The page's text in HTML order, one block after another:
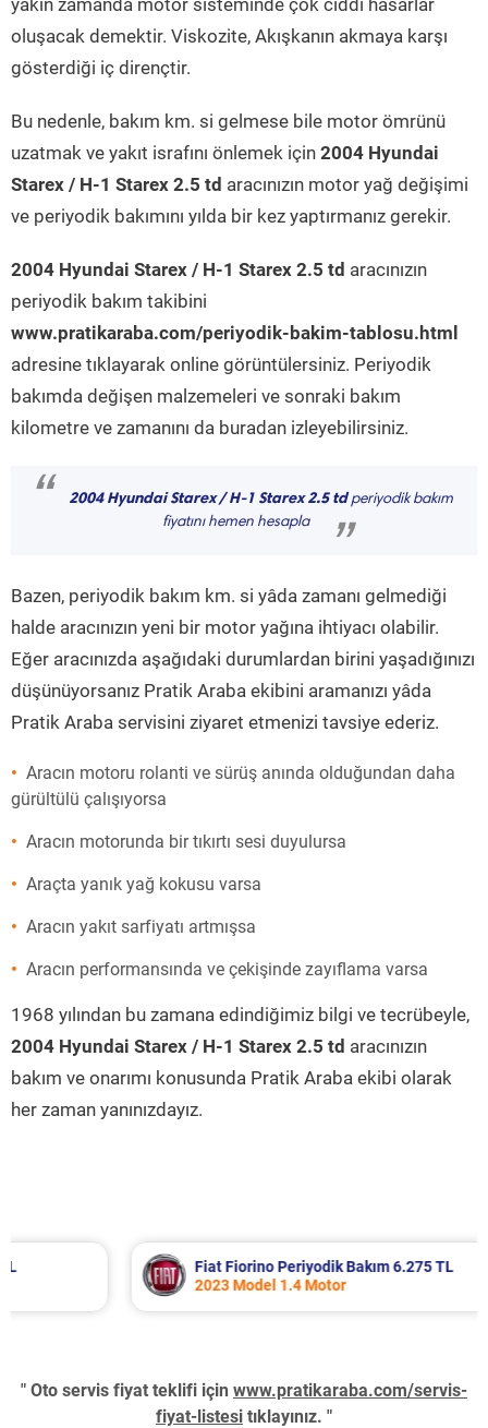
yakın zamanda motor sisteminde çok ciddi hasarlar
oluşacak demektir. Viskozite, Akışkanın akmaya karşı
gösterdiği iç dirençtir.
Bu nedenle, bakım km. si gelmese bile motor ömrünü
uzatmak ve yakıt israfını önlemek için 2004 Hyundai
Starex / H-1 Starex 2.5 td aracınızın motor yağ değişimi
ve periyodik bakımını yılda bir kez yaptırmanız gerekir.
2004 Hyundai Starex / H-1 Starex 2.5 td aracınızın
periyodik bakım takibini
www.pratikaraba.com/periyodik-bakim-tablosu.html
adresine tıklayarak online görüntülersiniz. Periyodik
bakımda değişen malzemeleri ve sonraki bakım
kilometre ve zamanını da buradan izleyebilirsiniz.
“ 2004 Hyundai Starex / H-1 Starex 2.5 tdperiyodik bakım
fiyatını hemen hesapla
”
Bazen, periyodik bakım km. si yâda zamanı gelmediği
halde aracınızın yeni bir motor yağına ihtiyacı olabilir.
Eğer aracınızda aşağıdaki durumlardan birini yaşadığınızı
düşünüyorsanız Pratik Araba ekibini aramanızı yâda
Pratik Araba servisini ziyaret etmenizi tavsiye ederiz.
Aracın motoru rolanti ve sürüş anında olduğundan daha
gürültülü çalışıyorsa
Aracın motorunda bir tıkırtı sesi duyulursa
Araçta yanık yağ kokusu varsa
Aracın yakıt sarfiyatı artmışsa
Aracın performansında ve çekişinde zayıflama varsa
1968 yılından bu zamana edindiğimiz bilgi ve tecrübeyle,
2004 Hyundai Starex / H-1 Starex 2.5 td aracınızın
bakım ve onarımı konusunda Pratik Araba ekibi olarak
her zaman yanınızdayız.
Fiat Fiorino Periyodik Bakım 6.275 TL
2023 Model 1.4 Motor
" Oto servis fiyat teklifi için www.pratikaraba.com/servis-
fiyat-listesi tıklayınız. "